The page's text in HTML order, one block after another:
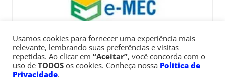
Usamos cookies para fornecer uma experiência mais
relevante, lembrando suas preferências e visitas
repetidas. Ao clicar em “Aceitar”, você concorda com o
uso de TODOS os cookies. Conheça nossa Política de
Privacidade.